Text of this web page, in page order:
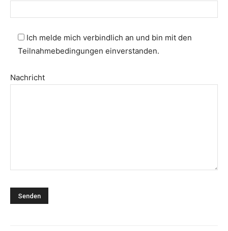
Ich melde mich verbindlich an und bin mit den
Teilnahmebedingungen einverstanden.
Nachricht